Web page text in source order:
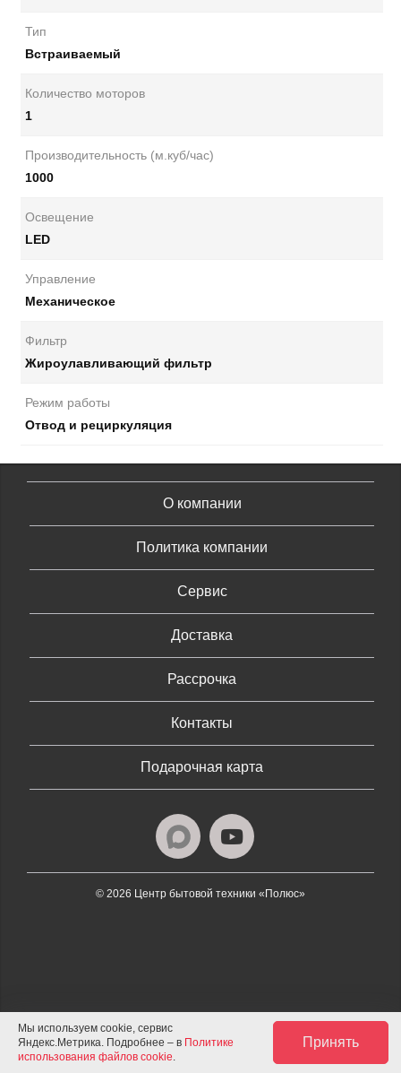
Тип
Встраиваемый
Количество моторов
1
Производительность (м.куб/час)
1000
Освещение
LED
Управление
Механическое
Фильтр
Жироулавливающий фильтр
Режим работы
Отвод и рециркуляция
О компании
Политика компании
Сервис
Доставка
Рассрочка
Контакты
Подарочная карта
© 2026 Центр бытовой техники «Полюс»
Мы используем cookie, сервис
Яндекс.Метрика. Подробнее – в Политике
использования файлов cookie.
Принять